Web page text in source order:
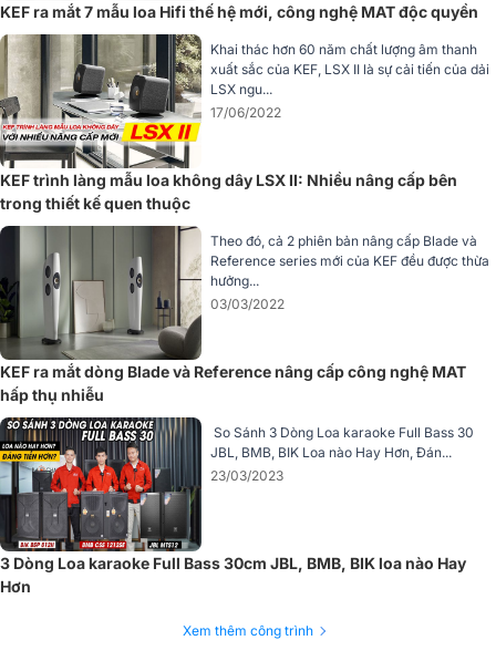
Crossover là gì? Tác dụng của Crossover
đối với dàn âm thanh
với dàn âm thanh, được chia làm bao nhiêu
loại. Cùng Bảo Châu Elec tìm hiểu ngay qua
bài viết sau nhé
Công nghệ hấp thụ siêu vật liệu (MAT™) – Loại bỏ tạp âm lên
đến 99%
Công nghệ MAT™ là một bước đột phá của KEF, giúp hấp thụ tới
99% tạp âm phía sau loa, mang lại âm thanh trong trẻo và tự nhiên
không bị chói gắt, tạo cảm giác thư giãn khi thưởng thức âm nhạc
KEF ra mắt 7 mẫu loa Hifi thế hệ mới, công nghệ MAT độc quyền
Khai thác hơn 60 năm chất lượng âm thanh
xuất sắc của KEF, LSX II là sự cải tiến của dải
LSX ngu...
17/06/2022
KEF trình làng mẫu loa không dây LSX II: Nhiều nâng cấp bên
trong thiết kế quen thuộc
Theo đó, cả 2 phiên bản nâng cấp Blade và
Reference series mới của KEF đều được thừa
hưởng...
03/03/2022
KEF ra mắt dòng Blade và Reference nâng cấp công nghệ MAT
hấp thụ nhiễu
So Sánh 3 Dòng Loa karaoke Full Bass 30
JBL, BMB, BIK Loa nào Hay Hơn, Đán...
23/03/2023
3 Dòng Loa karaoke Full Bass 30cm JBL, BMB, BIK loa nào Hay
Hơn
Xem thêm công trình